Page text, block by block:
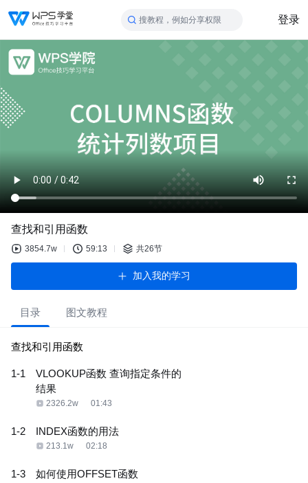
搜教程，例如分享权限 登录
查找和引用函数
3854.7w 59:13 共26节
加入我的学习
目录 图文教程
查找和引用函数
1-1
VLOOKUP函数 查询指定条件的
结果
2326.2w 01:43
1-2 INDEX函数的用法
213.1w 02:18
1-3 如何使用OFFSET函数